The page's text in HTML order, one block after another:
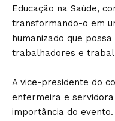
Educação na Saúde,
transformando-o em
humanizado que
trabalhadores e
A vice-presidente do
enfermeira e
importância do